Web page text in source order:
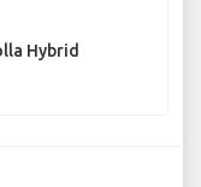
Hybrid